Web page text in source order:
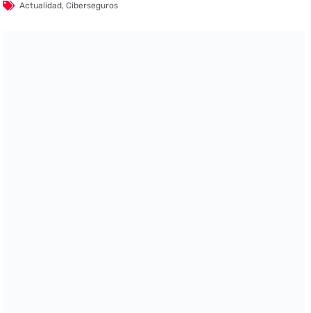
Actualidad,Ciberseguros